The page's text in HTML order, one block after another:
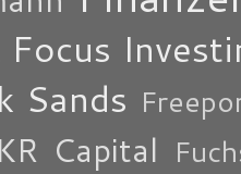
Focus
Sands
Capital